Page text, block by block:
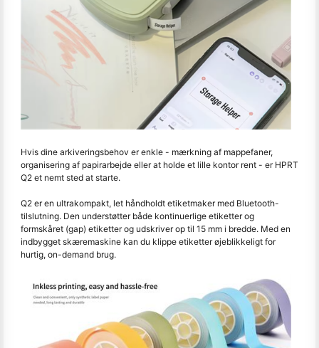
Hvis dine arkiveringsbehov er enkle - mærkning af mappefaner,
organisering af papirarbejde eller at holde et lille kontor rent - er HPRT
Q2 et nemt sted at starte.
Q2 er en ultrakompakt, let håndholdt etiketmaker med Bluetooth-
tilslutning. Den understøtter både kontinuerlige etiketter og
formskåret (gap) etiketter og udskriver op til 15 mm i bredde. Med en
indbygget skæremaskine kan du klippe etiketter øjeblikkeligt for
hurtig, on-demand brug.